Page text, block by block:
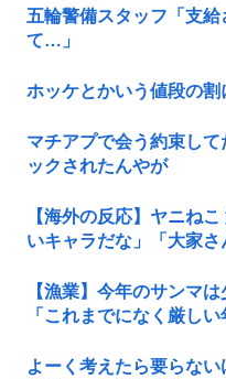
五輪警備スタッフ「支
て…」
ホッケとかいう値段の
マチアプで会う約束し
ックされたんやが
【海外の反応】ヤニね
いキャラだな」「大家
【漁業】今年のサンマ
「これまでになく厳しい
よーく考えたら要らな